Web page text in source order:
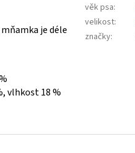
je déle
vlhkost 18 %
věk psa:
velikost:
značky: